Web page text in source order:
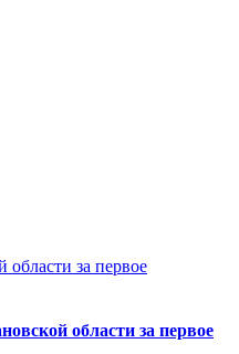
за первое
области за первое